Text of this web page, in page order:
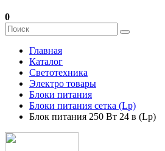
0
Главная
Каталог
Светотехника
Электро товары
Блоки питания
Блоки питания сетка (Lp)
Блок питания 250 Вт 24 в (Lp)